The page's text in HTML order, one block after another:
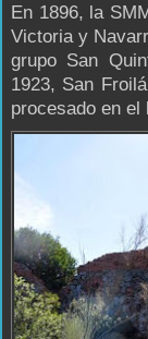
En 1896, la
Victoria y
grupo San
1923, San
procesado en el